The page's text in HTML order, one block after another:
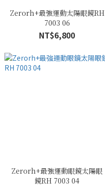
Zerorh+最強運動太陽眼鏡RH
7003 06
NT$6,800
Zerorh+最強運動眼鏡太陽眼
鏡RH 7003 04